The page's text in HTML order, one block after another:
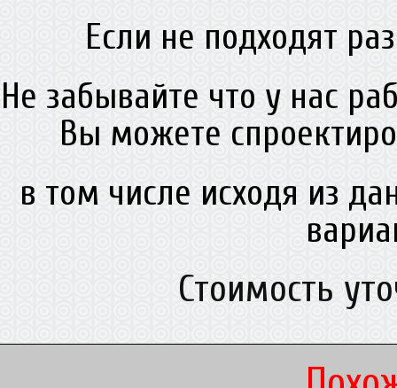
Если не подходят
Не забывайте что у нас
Вы можете
в том числе исходя из
Стоимость